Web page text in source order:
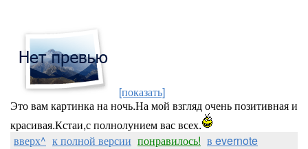
[показать]
Это вам картинка на ночь.На мой взгляд очень позитивная и
красивая.Кстаи,с полнолунием вас всех.
вверх^ к полной версии понравилось! в evernote